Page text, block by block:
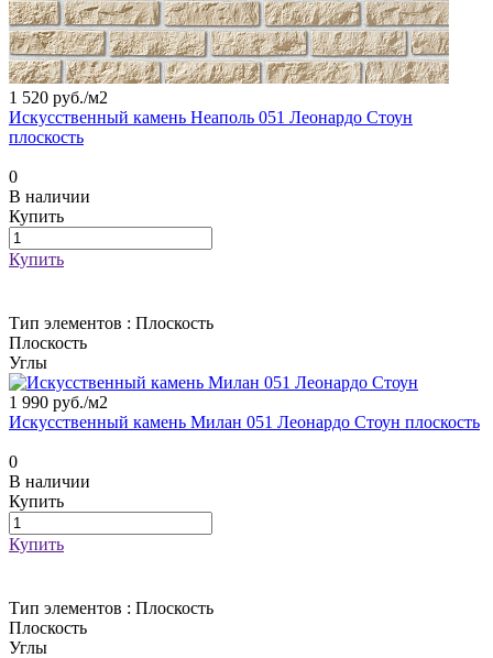
1 520 руб./м2
Искусственный камень Неаполь 051 Леонардо Стоун
плоскость
0
В наличии
Купить
Купить
Тип элементов : Плоскость
Плоскость
Углы
1 990 руб./м2
Искусственный камень Милан 051 Леонардо Стоун плоскость
0
В наличии
Купить
Купить
Тип элементов : Плоскость
Плоскость
Углы